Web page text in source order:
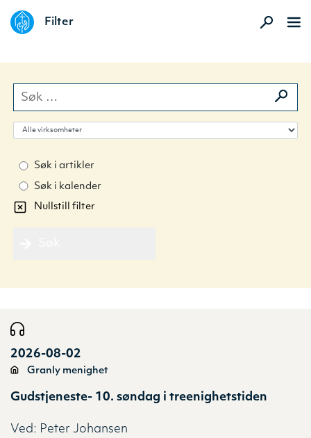
Filter
Søk etter:
Velg virksomhet
Søk i artikler
Søk i kalender
Nullstill filter
2026-08-02
Granly menighet
Gudstjeneste- 10. søndag i treenighetstiden
Ved: Peter Johansen